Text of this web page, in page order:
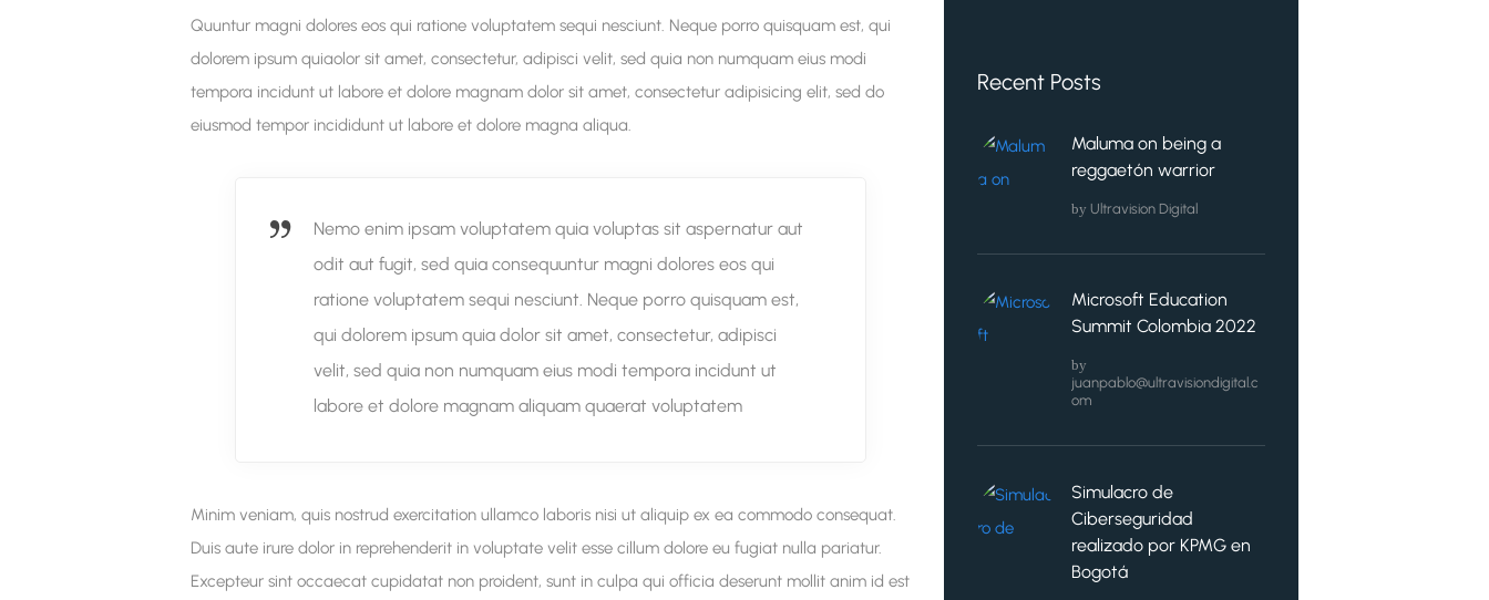
Quuntur magni dolores eos qui ratione voluptatem sequi nesciunt. Neque porro quisquam est, qui
dolorem ipsum quiaolor sit amet, consectetur, adipisci velit, sed quia non numquam eius modi
tempora incidunt ut labore et dolore magnam dolor sit amet, consectetur adipisicing elit, sed do
eiusmod tempor incididunt ut labore et dolore magna aliqua.
Nemo enim ipsam voluptatem quia voluptas sit aspernatur aut
odit aut fugit, sed quia consequuntur magni dolores eos qui
ratione voluptatem sequi nesciunt. Neque porro quisquam est,
qui dolorem ipsum quia dolor sit amet, consectetur, adipisci
velit, sed quia non numquam eius modi tempora incidunt ut
labore et dolore magnam aliquam quaerat voluptatem
Minim veniam, quis nostrud exercitation ullamco laboris nisi ut aliquip ex ea commodo consequat.
Duis aute irure dolor in reprehenderit in voluptate velit esse cillum dolore eu fugiat nulla pariatur.
Excepteur sint occaecat cupidatat non proident, sunt in culpa qui officia deserunt mollit anim id est
Recent Posts
Maluma on being a
reggaetón warrior
by Ultravision Digital
Microsoft Education
Summit Colombia 2022
by
juanpablo@ultravisiondigital.c
om
Simulacro de
Ciberseguridad
realizado por KPMG en
Bogotá